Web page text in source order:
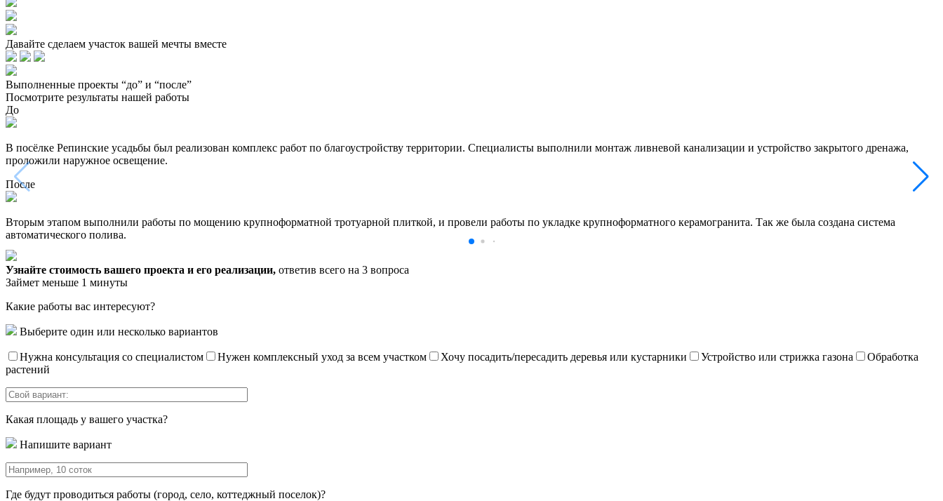
Давайте сделаем участок вашей мечты вместе
Выполненные проекты “до” и “после”
Посмотрите результаты нашей работы
До
В посёлке Репинские усадьбы был реализован комплекс работ по благоустройству территории. Специалисты выполнили монтаж ливневой канализации и устройство закрытого дренажа,
проложили наружное освещение.
После
Вторым этапом выполнили работы по мощению крупноформатной тротуарной плиткой, и провели работы по укладке крупноформатного керамогранита. Так же была создана система
автоматического полива.
Узнайте стоимость вашего проекта и его реализации, ответив всего на 3 вопроса
Займет меньше 1 минуты
Какие работы вас интересуют?
Выберите один или несколько вариантов
Нужна консультация со специалистом Нужен комплексный уход за всем участком Хочу посадить/пересадить деревья или кустарники Устройство или стрижка газона
Обработка
растений
Какая площадь у вашего участка?
Напишите вариант
Где будут проводиться работы (город, село, коттеджный поселок)?